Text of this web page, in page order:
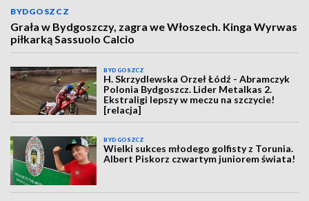
BYDGOSZCZ
Grała w Bydgoszczy, zagra we Włoszech. Kinga Wyrwas
piłkarką Sassuolo Calcio
BYDGOSZCZ
H. Skrzydlewska Orzeł Łódź - Abramczyk
Polonia Bydgoszcz. Lider Metalkas 2.
Ekstraligi lepszy w meczu na szczycie!
[relacja]
BYDGOSZCZ
Wielki sukces młodego golfisty z Torunia.
Albert Piskorz czwartym juniorem świata!